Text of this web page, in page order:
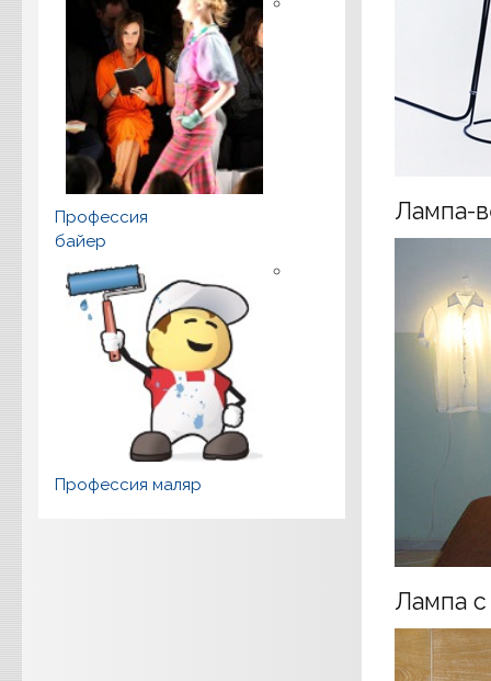
Лампа-
Лампа
Профессия
байер
Профессия маляр